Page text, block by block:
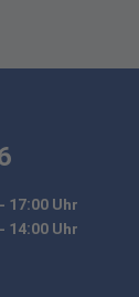
17:00 Uhr
14:00 Uhr